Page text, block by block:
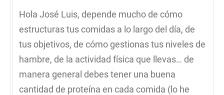
Hola José Luis, depende mucho de cómo
estructuras tus comidas a lo largo del día, de
tus objetivos, de cómo gestionas tus niveles de
hambre, de la actividad física que llevas… de
manera general debes tener una buena
cantidad de proteína en cada comida (lo he